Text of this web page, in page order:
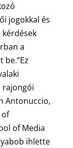
jogokkal és
a
rajongói
Antonuccio,
of
of Media
ihlette